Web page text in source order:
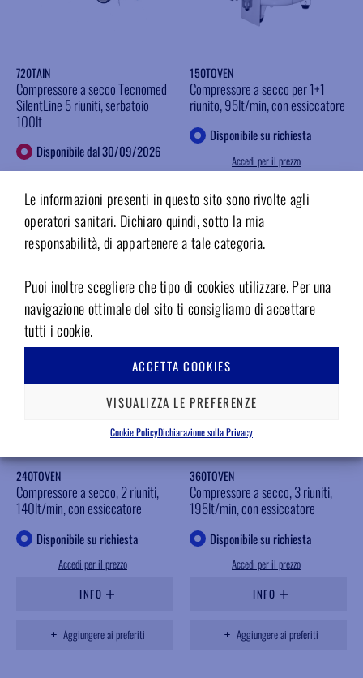
Le informazioni presenti in questo sito sono rivolte agli
operatori sanitari. Dichiaro quindi, sotto la mia
responsabilità, di appartenere a tale categoria.
Puoi inoltre scegliere che tipo di cookies utilizzare. Per una
navigazione ottimale del sito ti consigliamo di accettare
tutti i cookie.
ACCETTA COOKIES
VISUALIZZA LE PREFERENZE
Cookie PolicyDichiarazione sulla Privacy
720TAIN
Compressore a secco Tecnomed
SilentLine 5 riuniti, serbatoio
100lt
Disponibile dal 30/09/2026
Accedi per il prezzo
INFO
Aggiungere ai preferiti
150TOVEN
Compressore a secco per 1+1
riunito, 95lt/min, con essiccatore
Disponibile su richiesta
Accedi per il prezzo
INFO
Aggiungere ai preferiti
240TOVEN
Compressore a secco, 2 riuniti,
140lt/min, con essiccatore
Disponibile su richiesta
Accedi per il prezzo
INFO
Aggiungere ai preferiti
360TOVEN
Compressore a secco, 3 riuniti,
195lt/min, con essiccatore
Disponibile su richiesta
Accedi per il prezzo
INFO
Aggiungere ai preferiti